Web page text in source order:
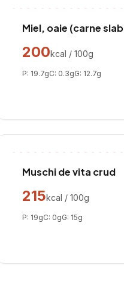
Miel, oaie (carne
200kcal / 100g
P: 19.7gC: 0.3gG: 12.7g
Muschi de vita crud
215kcal / 100g
P: 19gC: 0gG: 15g